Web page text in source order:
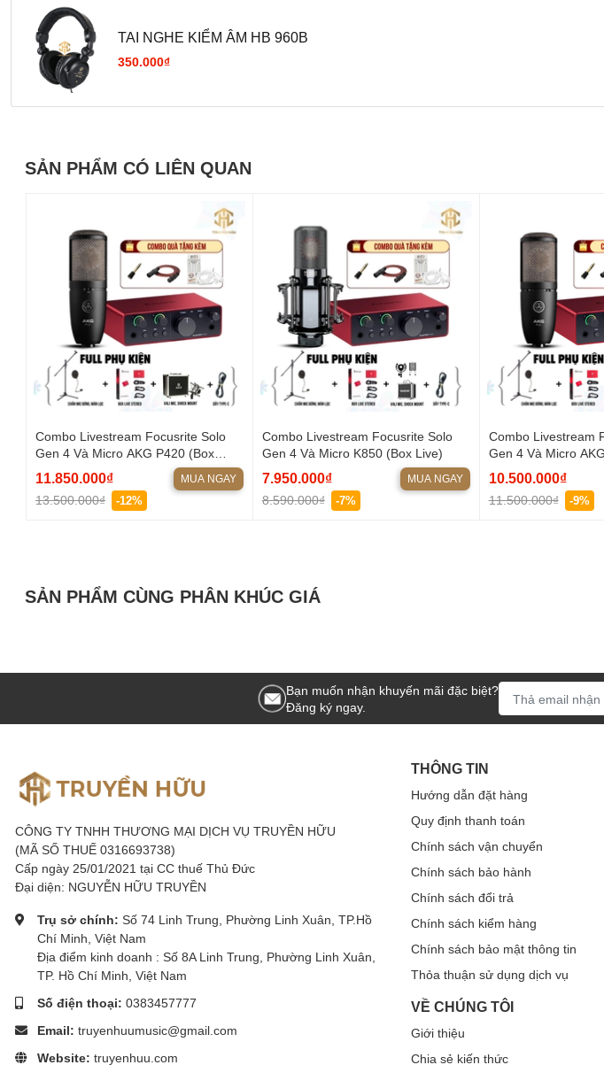
kiểm âm có thiết kế kiểu dáng đẹp, tinh tế từ mọi góc nhìn.
Đệm tai
Khung tai nghe thiết kế chắc chắn bằng nhựa tổng hợp, trên khung in chìm logo
tên sản phẩm. Đệm tai nghe thiết kế độc đáo có thể xoay 180 độ, phần các khớp
hoạt, dễ dàng và tiện lợi. Với chiếc tai nghe head phone này bạn có thể nghe
xoay ra ngoài một bên để nghe một bên kiểu như các DJ.
Bên cạnh đó với thiết kế sử dụng chất liệu da cao cấp không nổ, trơn mịn, mềm
giúp mang lại cảm giác thoải mái và dễ chịu hơn cho người đeo.
Chất âm của tai nghe kiểm âm HP 960B
Tai nghe kiểm âm HP 960B có thể đáp ứng chạy từ dải tần số 20Hz – 20kHZ, kết
TAI NGHE KIỂM ÂM HB 960B
350.000₫
SẢN PHẨM CÓ LIÊN QUAN
Combo Livestream Focusrite Solo
Gen 4 Và Micro AKG P420 (Box
Live)
11.850.000₫
13.500.000₫ -12%
MUA NGAY
Combo Livestream Focusrite Solo
Gen 4 Và Micro K850 (Box Live)
7.950.000₫
8.590.000₫ -7%
MUA NGAY
Combo Livestream
Gen 4 Và Micro
Live)
10.500.000₫
11.500.000₫ -9%
SẢN PHẨM CÙNG PHÂN KHÚC GIÁ
Bạn muốn nhận khuyến mãi đặc biệt?
Đăng ký ngay.
CÔNG TY TNHH THƯƠNG MẠI DỊCH VỤ TRUYỀN HỮU
(MÃ SỐ THUẾ 0316693738)
Cấp ngày 25/01/2021 tại CC thuế Thủ Đức
Đại diện: NGUYỄN HỮU TRUYỀN
Trụ sở chính: Số 74 Linh Trung, Phường Linh Xuân, TP.Hồ
Chí Minh, Việt Nam
Địa điểm kinh doanh : Số 8A Linh Trung, Phường Linh Xuân,
TP. Hồ Chí Minh, Việt Nam
Số điện thoại: 0383457777
Email: truyenhuumusic@gmail.com
Website: truyenhuu.com
THÔNG TIN
Hướng dẫn đặt hàng
Quy định thanh toán
Chính sách vận chuyển
Chính sách bảo hành
Chính sách đổi trả
Chính sách kiểm hàng
Chính sách bảo mật thông tin
Thỏa thuận sử dụng dịch vụ
VỀ CHÚNG TÔI
Giới thiệu
Chia sẻ kiến thức